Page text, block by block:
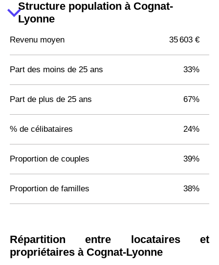
Structure population à Cognat-
Lyonne
Revenu moyen 35 603 €
Part des moins de 25 ans 33%
Part de plus de 25 ans 67%
% de célibataires 24%
Proportion de couples 39%
Proportion de familles 38%
Répartition entre locataires et
propriétaires à Cognat-Lyonne